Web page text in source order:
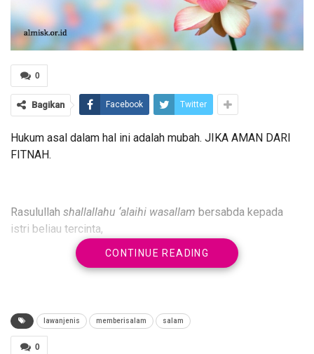
0
Bagikan Facebook Twitter
Hukum asal dalam hal ini adalah mubah. JIKA AMAN DARI
FITNAH.
Rasulullah shallallahu ‘alaihi wasallam bersabda kepada
istri beliau tercinta,
وَبَرَكَاتُهُ
CONTINUE READING
lawanjenis memberisalam salam
0